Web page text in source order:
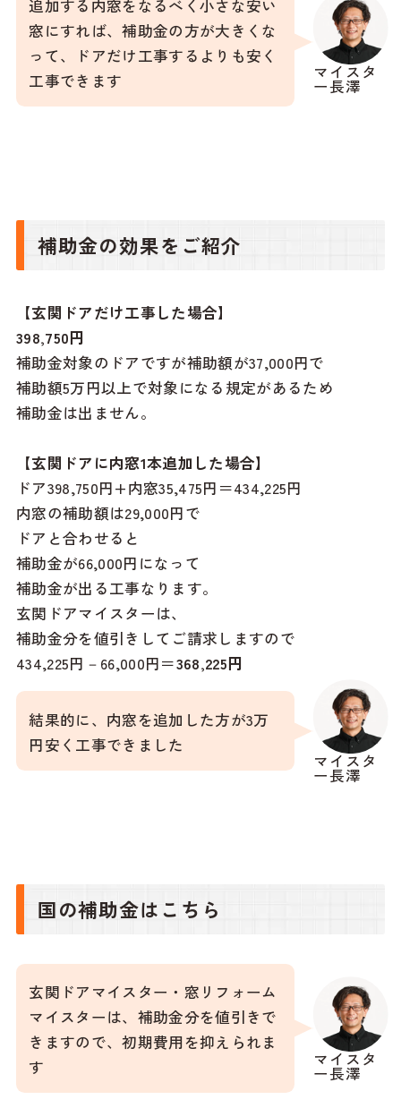
マイスタ
ー長澤
追加する内窓をなるべく小さな安い
窓にすれば、補助金の方が大きくな
って、ドアだけ工事するよりも安く
工事できます
補助金の効果をご紹介
【玄関ドアだけ工事した場合】
398,750円
補助金対象のドアですが補助額が37,000円で
補助額5万円以上で対象になる規定があるため
補助金は出ません。
【玄関ドアに内窓1本追加した場合】
ドア398,750円+内窓35,475円＝434,225円
内窓の補助額は29,000円で
ドアと合わせると
補助金が66,000円になって
補助金が出る工事なります。
玄関ドアマイスターは、
補助金分を値引きしてご請求しますので
434,225円－66,000円＝368,225円
マイスタ
ー長澤
結果的に、内窓を追加した方が3万
円安く工事できました
国の補助金はこちら
マイスタ
ー長澤
玄関ドアマイスター・窓リフォーム
マイスターは、補助金分を値引きで
きますので、初期費用を抑えられま
す